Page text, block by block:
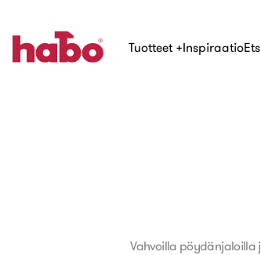
Tuotteet +Inspiraatio
Vahvoilla pöydänjaloilla